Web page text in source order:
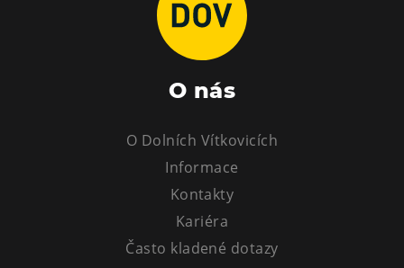
CØKAFE Dolní Vítkovice
O nás
O Dolních Vítkovicích
Informace
Kontakty
Kariéra
Často kladené dotazy